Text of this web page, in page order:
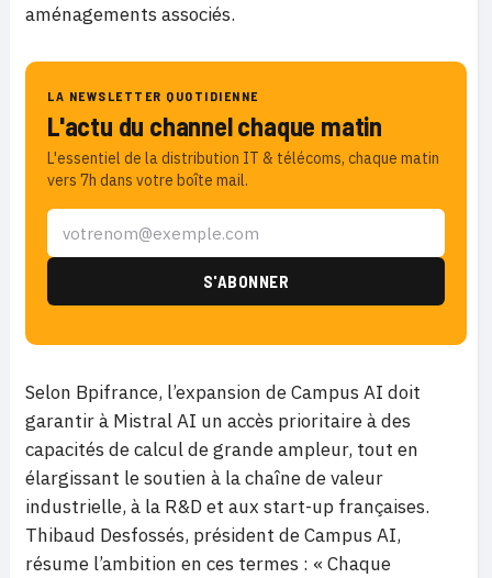
aménagements associés.
LA NEWSLETTER QUOTIDIENNE
L'actu du channel chaque matin
L'essentiel de la distribution IT & télécoms, chaque matin
vers 7h dans votre boîte mail.
Selon Bpifrance, l’expansion de Campus AI doit
garantir à Mistral AI un accès prioritaire à des
capacités de calcul de grande ampleur, tout en
élargissant le soutien à la chaîne de valeur
industrielle, à la R&D et aux start-up françaises.
Thibaud Desfossés, président de Campus AI,
résume l’ambition en ces termes : « Chaque